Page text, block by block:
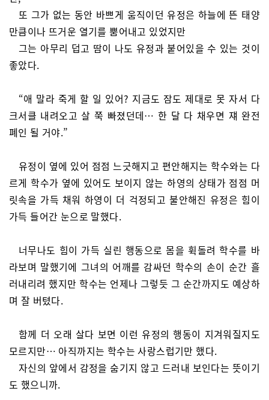
또 그가 없는 동안 바쁘게 움직이던 유정은 하늘에 뜬 태양
만큼이나 뜨거운 열기를 뿜어내고 있었지만
그는 아무리 덥고 땀이 나도 유정과 붙어있을 수 있는 것이
좋았다.
“애 말라 죽게 할 일 있어? 지금도 잠도 제대로 못 자서 다
크서클 내려오고 살 쭉 빠졌던데… 한 달 다 채우면 쟤 완전
폐인 될 거야.”
유정이 옆에 있어 점점 느긋해지고 편안해지는 학수와는 다
르게 학수가 옆에 있어도 보이지 않는 하영의 상태가 점점 머
릿속을 가득 채워 하영이 더 걱정되고 불안해진 유정은 힘이
가득 들어간 눈으로 말했다.
너무나도 힘이 가득 실린 행동으로 몸을 휙돌려 학수를 바
라보며 말했기에 그녀의 어깨를 감싸던 학수의 손이 순간 흘
러내리려 했지만 학수는 언제나 그렇듯 그 순간까지도 예상하
며 잘 버텼다.
함께 더 오래 살다 보면 이런 유정의 행동이 지겨워질지도
모르지만… 아직까지는 학수는 사랑스럽기만 했다.
자신의 앞에서 감정을 숨기지 않고 드러내 보인다는 뜻이기
도 했으니까.